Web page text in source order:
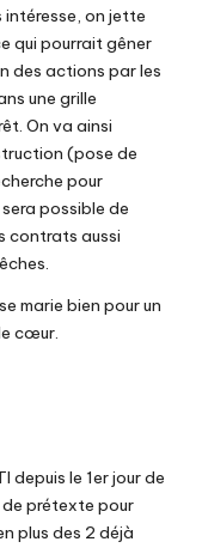
intéresse, on jette
qui pourrait gêner
des actions par les
une grille
On va ainsi
(pose de
pour
possible de
contrats aussi
marie bien pour un
cœur.
depuis le 1er jour de
de prétexte pour
plus des 2 déjà